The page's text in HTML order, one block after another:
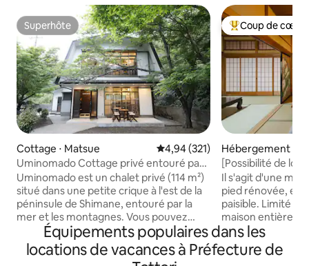
Superhôte
Superhôte
Cottage ⋅ Matsue Évaluation moyenne sur la
4,94 (321)
Uminomado Cottage privé entouré par
la mer et les montagnes, où vous
pourrez profiter sans soucis
Uminomado est un chalet privé (114 m²)
situé dans une petite crique à l'est de la
péninsule de Shimane, entouré par la
mer et les montagnes. Vous pouvez
profiter de votre temps sans être
dérangé par personne. Il y a beaucoup
de raisons d'y séjourner, que ce soit pour
Coups de cœur
Coup de cœur
Hébergement ⋅
[Possibilité de
campagne
Tanaka Soh
Il s'agit d'une
pied rénovée,
paisible. Limité à
maison entière
groupe de voyageurs. C'est
qui évoque le
sur les portes
Équipements populaires dans les
locations de vacances à Préfecture de